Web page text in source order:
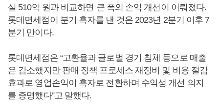
실 510억 원과 비교하면 큰 폭의 손익 개선이 이뤄졌다.
롯데면세점이 분기 흑자를 낸 것은 2023년 2분기 이후 7
분기 만이다.
롯데면세점은 “고환율과 글로벌 경기 침체 등으로 매출
은 감소했지만 판매 정책 프로세스 재정비 및 비용 절감
효과로 영업손익이 흑자로 전환하며 수익성 개선 의지
를 증명했다”고 말했다.